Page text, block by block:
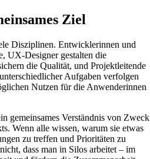
Ziel
Disziplinen. Entwicklerinnen und
UX-Designer gestalten die
die Qualität, und Projektleitende
Aufgaben verfolgen
Nutzen für die Anwenderinnen
gemeinsames Verständnis von Zweck
Wenn alle wissen, warum sie etwas
zu treffen und Prioritäten zu
dass man in Silos arbeitet – im